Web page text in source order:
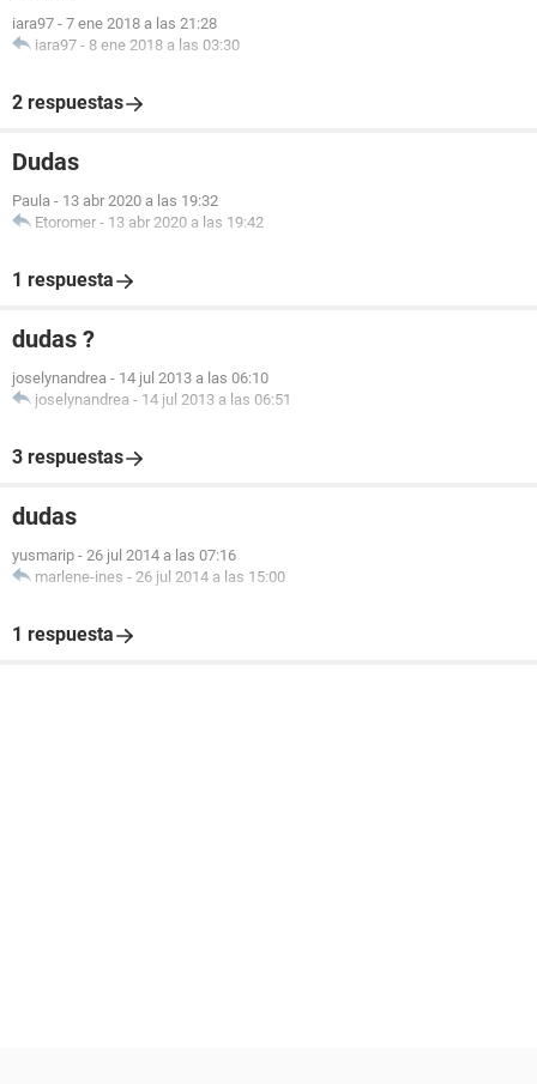
iara97 - 7 ene 2018 a las 21:28
iara97 - 8 ene 2018 a las 03:30
2 respuestas
Dudas
Paula - 13 abr 2020 a las 19:32
Etoromer - 13 abr 2020 a las 19:42
1 respuesta
dudas ?
joselynandrea - 14 jul 2013 a las 06:10
joselynandrea - 14 jul 2013 a las 06:51
3 respuestas
dudas
yusmarip - 26 jul 2014 a las 07:16
marlene-ines - 26 jul 2014 a las 15:00
1 respuesta